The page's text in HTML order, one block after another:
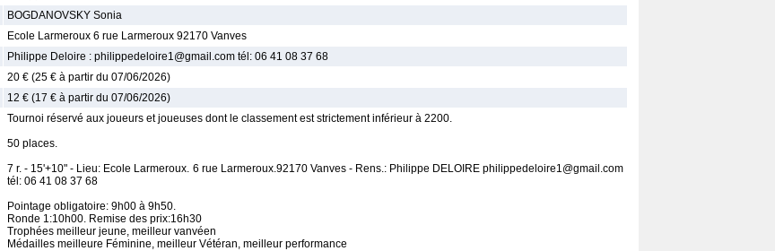
BOGDANOVSKY Sonia
Ecole Larmeroux 6 rue Larmeroux 92170 Vanves
Philippe Deloire : philippedeloire1@gmail.com tél: 06 41 08 37 68
20 € (25 € à partir du 07/06/2026)
12 € (17 € à partir du 07/06/2026)
Tournoi réservé aux joueurs et joueuses dont le classement est strictement inférieur à 2200.
50 places.
7 r. - 15'+10" - Lieu: Ecole Larmeroux. 6 rue Larmeroux.92170 Vanves - Rens.: Philippe DELOIRE philippedeloire1@gmail.com
tél: 06 41 08 37 68
Pointage obligatoire: 9h00 à 9h50.
Ronde 1:10h00. Remise des prix:16h30
Trophées meilleur jeune, meilleur vanvéen
Médailles meilleure Féminine, meilleur Vétéran, meilleur performance